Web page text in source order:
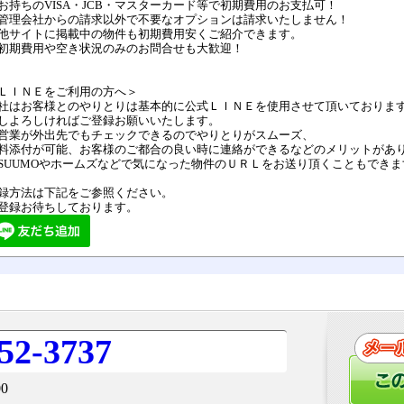
持ちのVISA・JCB・マスターカード等で初期費用のお支払可！
理会社からの請求以外で不要なオプションは請求いたしません！
サイトに掲載中の物件も初期費用安くご紹介できます。
期費用や空き状況のみのお問合せも大歓迎！
ＩＮＥをご利用の方へ＞
はお客様とのやりとりは基本的に公式ＬＩＮＥを使用させて頂いておりま
よろしければご登録お願いいたします。
業が外出先でもチェックできるのでやりとりがスムーズ、
添付が可能、お客様のご都合の良い時に連絡ができるなどのメリットがあ
やホームズなどで気になった物件のＵＲＬをお送り頂くこともでき
方法は下記をご参照ください。
録お待ちしております。
3737